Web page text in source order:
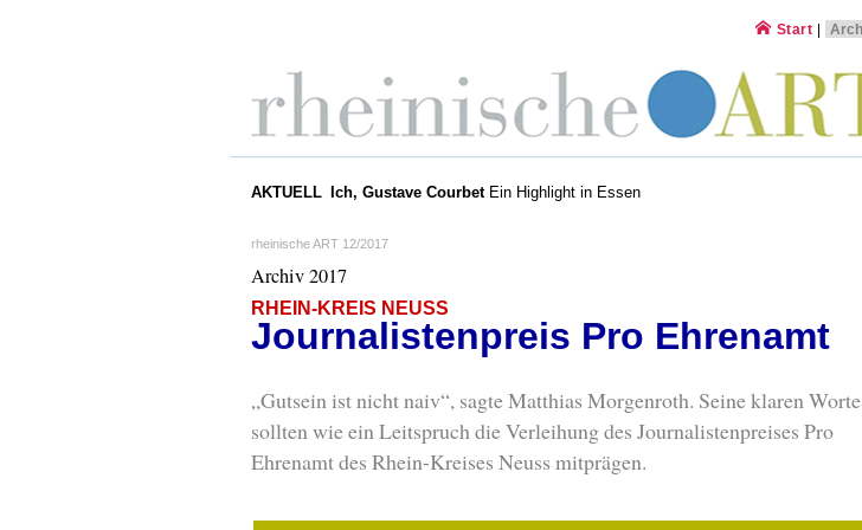
Start
AKTUELL Ich, Gustave CourbetEin Highlight in Essen
rheinische ART 12/2017
Archiv 2017
RHEIN-KREIS NEUSS
Journalistenpreis Pro Ehrenamt
„Gutsein ist nicht naiv“, sagte Matthias Morgenroth. Seine klaren Worte
sollten wie ein Leitspruch die Verleihung des Journalistenpreises Pro
Ehrenamt des Rhein-Kreises Neuss mitprägen.